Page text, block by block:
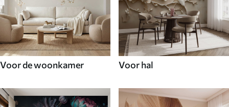
Voor de woonkamer Voor hal